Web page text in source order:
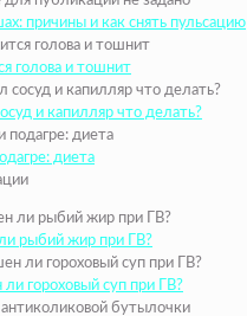
причины и как снять пульсацию
голова и тошнит
и капилляр что делать?
диета
рыбий жир при ГВ?
ли гороховый суп при ГВ?